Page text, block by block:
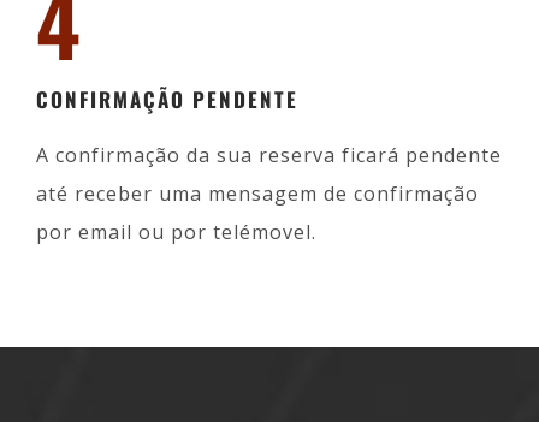
CONFIRMAÇÃO PENDENTE
A confirmação da sua reserva ficará pendente
até receber uma mensagem de confirmação
por email ou por telémovel.